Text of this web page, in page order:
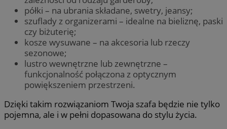
półki – na ubrania składane, swetry, jeansy;
szuflady z organizerami – idealne na bieliznę, paski
czy biżuterię;
kosze wysuwane – na akcesoria lub rzeczy
sezonowe;
lustro wewnętrzne lub zewnętrzne –
funkcjonalność połączona z optycznym
powiększeniem przestrzeni.
Dzięki takim rozwiązaniom Twoja szafa będzie nie tylko
pojemna, ale i w pełni dopasowana do stylu życia.